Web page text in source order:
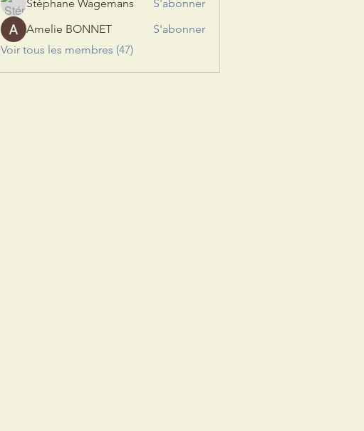
Stéphane Wagemans
S'abonner
Amelie BONNET
S'abonner
Voir tous les membres (47)